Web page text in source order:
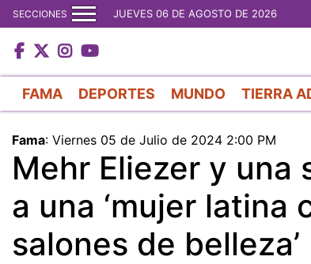
SECCIONES JUEVES 06 DE AGOSTO DE 2026
FAMA DEPORTES MUNDO TIERRA
Fama: Viernes 05 de Julio de 2024 2:00 PM
Mehr Eliezer y
a una ‘mujer
salones de belleza’